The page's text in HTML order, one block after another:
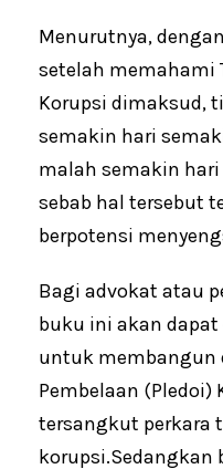
Menurutnya,
setelah memahami
Korupsi dimaksud,
semakin hari
malah semakin
sebab hal tersebut
berpotensi
Bagi advokat atau
buku ini akan
untuk membangun
Pembelaan (Pledoi)
tersangkut perkara
korupsi.Sedangkan